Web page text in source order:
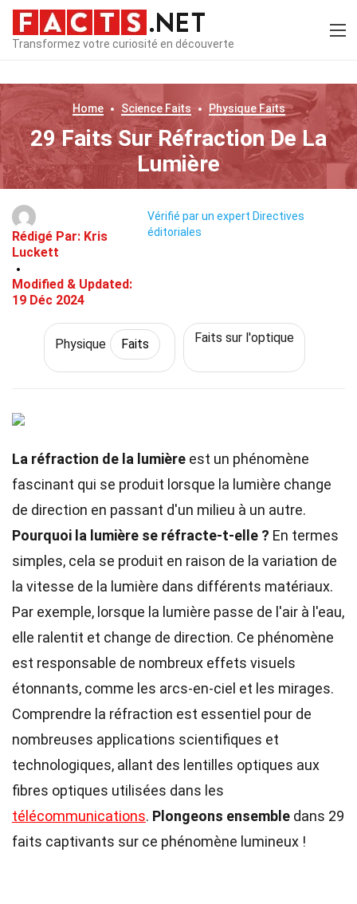
Transformez votre curiosité en découverte
Home ScienceFaits PhysiqueFaits
29 Faits Sur Réfraction De La
Lumière
Rédigé Par: Kris
Luckett
Modified & Updated:
19 Déc 2024
Vérifié par un expert Directives
éditoriales
Physique Faits Faits sur l'optique
La réfraction de la lumière est un phénomène
fascinant qui se produit lorsque la lumière change
de direction en passant d'un milieu à un autre.
Pourquoi la lumière se réfracte-t-elle ? En termes
simples, cela se produit en raison de la variation de
la vitesse de la lumière dans différents matériaux.
Par exemple, lorsque la lumière passe de l'air à l'eau,
elle ralentit et change de direction. Ce phénomène
est responsable de nombreux effets visuels
étonnants, comme les arcs-en-ciel et les mirages.
Comprendre la réfraction est essentiel pour de
nombreuses applications scientifiques et
technologiques, allant des lentilles optiques aux
fibres optiques utilisées dans les
télécommunications. Plongeons ensemble dans 29
faits captivants sur ce phénomène lumineux !